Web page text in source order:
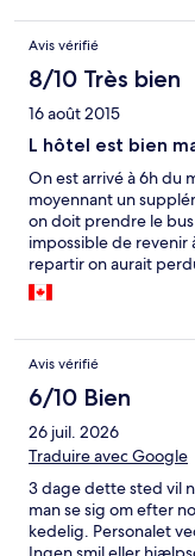
aussi. Piscine proche
boite de nuit diffusée
éponge dans l'eau de
point positif : très
Avis vérifié
8/10 Très bien
16 août 2015
L hôtel est bien
On est arrivé à 6h du
moyennant un
on doit prendre le
impossible de revenir
repartir on aurait
40 degré cela aurait
Avis vérifié
6/10 Bien
26 juil. 2026
Traduire avec Google
3 dage dette sted vil
man se sig om efter
kedelig. Personalet